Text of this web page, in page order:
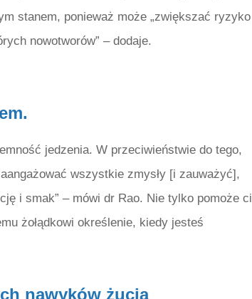
stanem, ponieważ może „zwiększać ryzyko
nowotworów” – dodaje.
jedzenia. W przeciwieństwie do tego,
wszystkie zmysły [i zauważyć],
i smak” – mówi dr Rao. Nie tylko pomoże ci
żołądkowi określenie, kiedy jesteś
nawyków żucia